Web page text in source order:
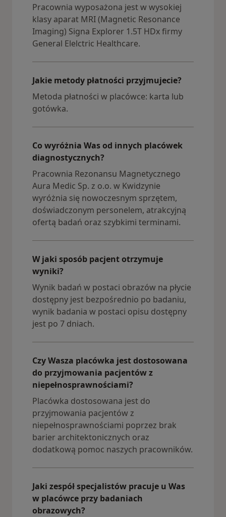
Pracownia wyposażona jest w wysokiej
klasy aparat MRI (Magnetic Resonance
Imaging) Signa Explorer 1.5T HDx firmy
General Elelctric Healthcare.
Jakie metody płatności przyjmujecie?
Metoda płatności w placówce: karta lub
gotówka.
Co wyróżnia Was od innych placówek
diagnostycznych?
Pracownia Rezonansu Magnetycznego
Aura Medic Sp. z o.o. w Kwidzynie
wyróżnia się nowoczesnym sprzętem,
doświadczonym personelem, atrakcyjną
ofertą badań oraz szybkimi terminami.
W jaki sposób pacjent otrzymuje
wyniki?
Wynik badań w postaci obrazów na płycie
dostępny jest bezpośrednio po badaniu,
wynik badania w postaci opisu dostępny
jest po 7 dniach.
Czy Wasza placówka jest dostosowana
do przyjmowania pacjentów z
niepełnosprawnościami?
Placówka dostosowana jest do
przyjmowania pacjentów z
niepełnosprawnościami poprzez brak
barier architektonicznych oraz
dodatkową pomoc naszych pracowników.
Jaki zespół specjalistów pracuje u Was
w placówce przy badaniach
obrazowych?